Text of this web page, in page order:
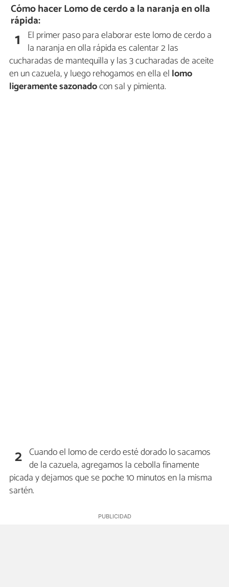
Cómo hacer Lomo de cerdo a la naranja en olla
rápida:
1 El primer paso para elaborar este lomo de cerdo a
la naranja en olla rápida es calentar 2 las
cucharadas de mantequilla y las 3 cucharadas de aceite
en un cazuela, y luego rehogamos en ella el lomo
ligeramente sazonadocon sal y pimienta.
2 Cuando el lomo de cerdo esté dorado lo sacamos
de la cazuela, agregamos la cebolla finamente
picada y dejamos que se poche 10 minutos en la misma
sartén.